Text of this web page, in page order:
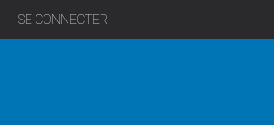
SE CONNECTER